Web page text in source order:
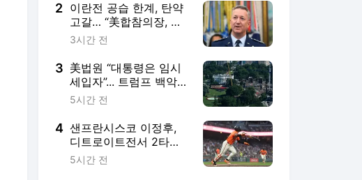
2 이란전 공습 한계, 탄약
고갈… “美합참의장, 출
구전략 모색중”
3시간 전
3 美법원 “대통령은 임시
세입자”... 트럼프 백악관
연회장 공사 제동
5시간 전
4 샌프란시스코 이정후,
디트로이트전서 2타점
결승 적시타
5시간 전